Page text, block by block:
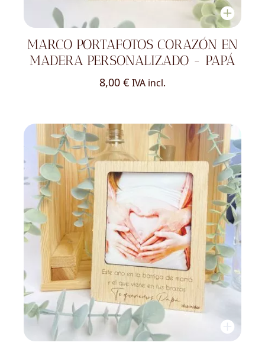
MARCO PORTAFOTOS CORAZÓN EN
MADERA PERSONALIZADO - PAPÁ
8,00 € IVA incl.